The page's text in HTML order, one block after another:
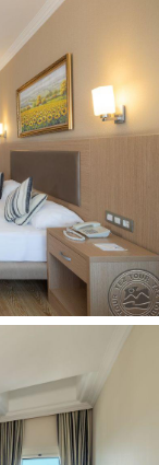
danga)